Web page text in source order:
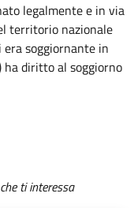
legalmente e in via
territorio nazionale
soggiornante in
diritto al soggiorno
ti interessa